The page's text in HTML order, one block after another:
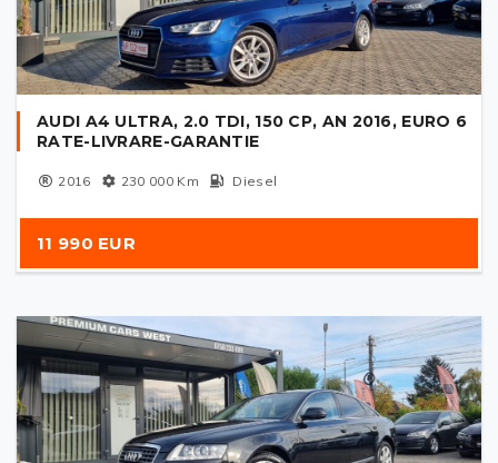
AUDI A4 ULTRA, 2.0 TDI, 150 CP, AN 2016, EURO 6
RATE-LIVRARE-GARANTIE
2016 230 000Km Diesel
11 990 EUR